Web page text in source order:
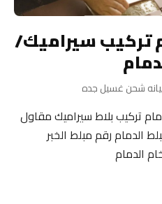
تركيب سيراميك/
شحن غسيل جده
تركيب بلاط سيراميك مقاول
الدمام رقم مبلط الخبر
الدمام